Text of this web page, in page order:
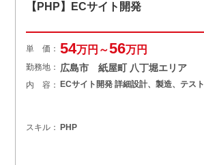
【PHP】ECサイト開発
単 価： 54万円～56万円
勤務地： 広島市 紙屋町 八丁堀エリア
内 容： ECサイト開発 詳細設計、製造、テスト
スキル： PHP